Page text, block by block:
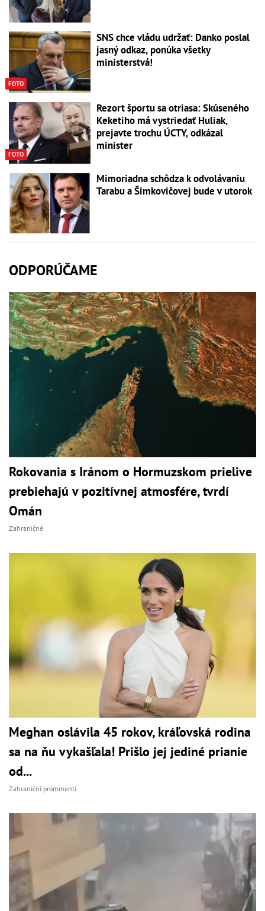
FOTO
SNS chce vládu udržať: Danko poslal
jasný odkaz, ponúka všetky
ministerstvá!
FOTO
Rezort športu sa otriasa: Skúseného
Keketiho má vystriedať Huliak,
prejavte trochu ÚCTY, odkázal
minister
Mimoriadna schôdza k odvolávaniu
Tarabu a Šimkovičovej bude v utorok
ODPORÚČAME
Rokovania s Iránom o Hormuzskom prielive
prebiehajú v pozitívnej atmosfére, tvrdí
Omán
Zahraničné
Meghan oslávila 45 rokov, kráľovská rodina
sa na ňu vykašľala! Prišlo jej jediné prianie
od...
Zahraniční prominenti